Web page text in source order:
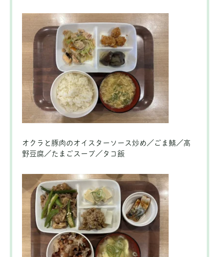
オクラと豚肉のオイスターソース炒め／ごま鯖／高
野豆腐／たまごスープ／タコ飯